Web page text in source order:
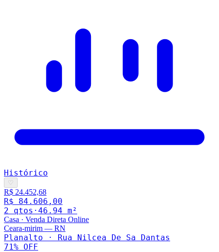
Histórico
♡
R$ 24.452,68
R$ 84.606,00
2 qtos · 46.94 m²
Casa · Venda Direta Online
Ceara-mirim — RN
Planalto · Rua Nilcea De Sa Dantas
71% OFF